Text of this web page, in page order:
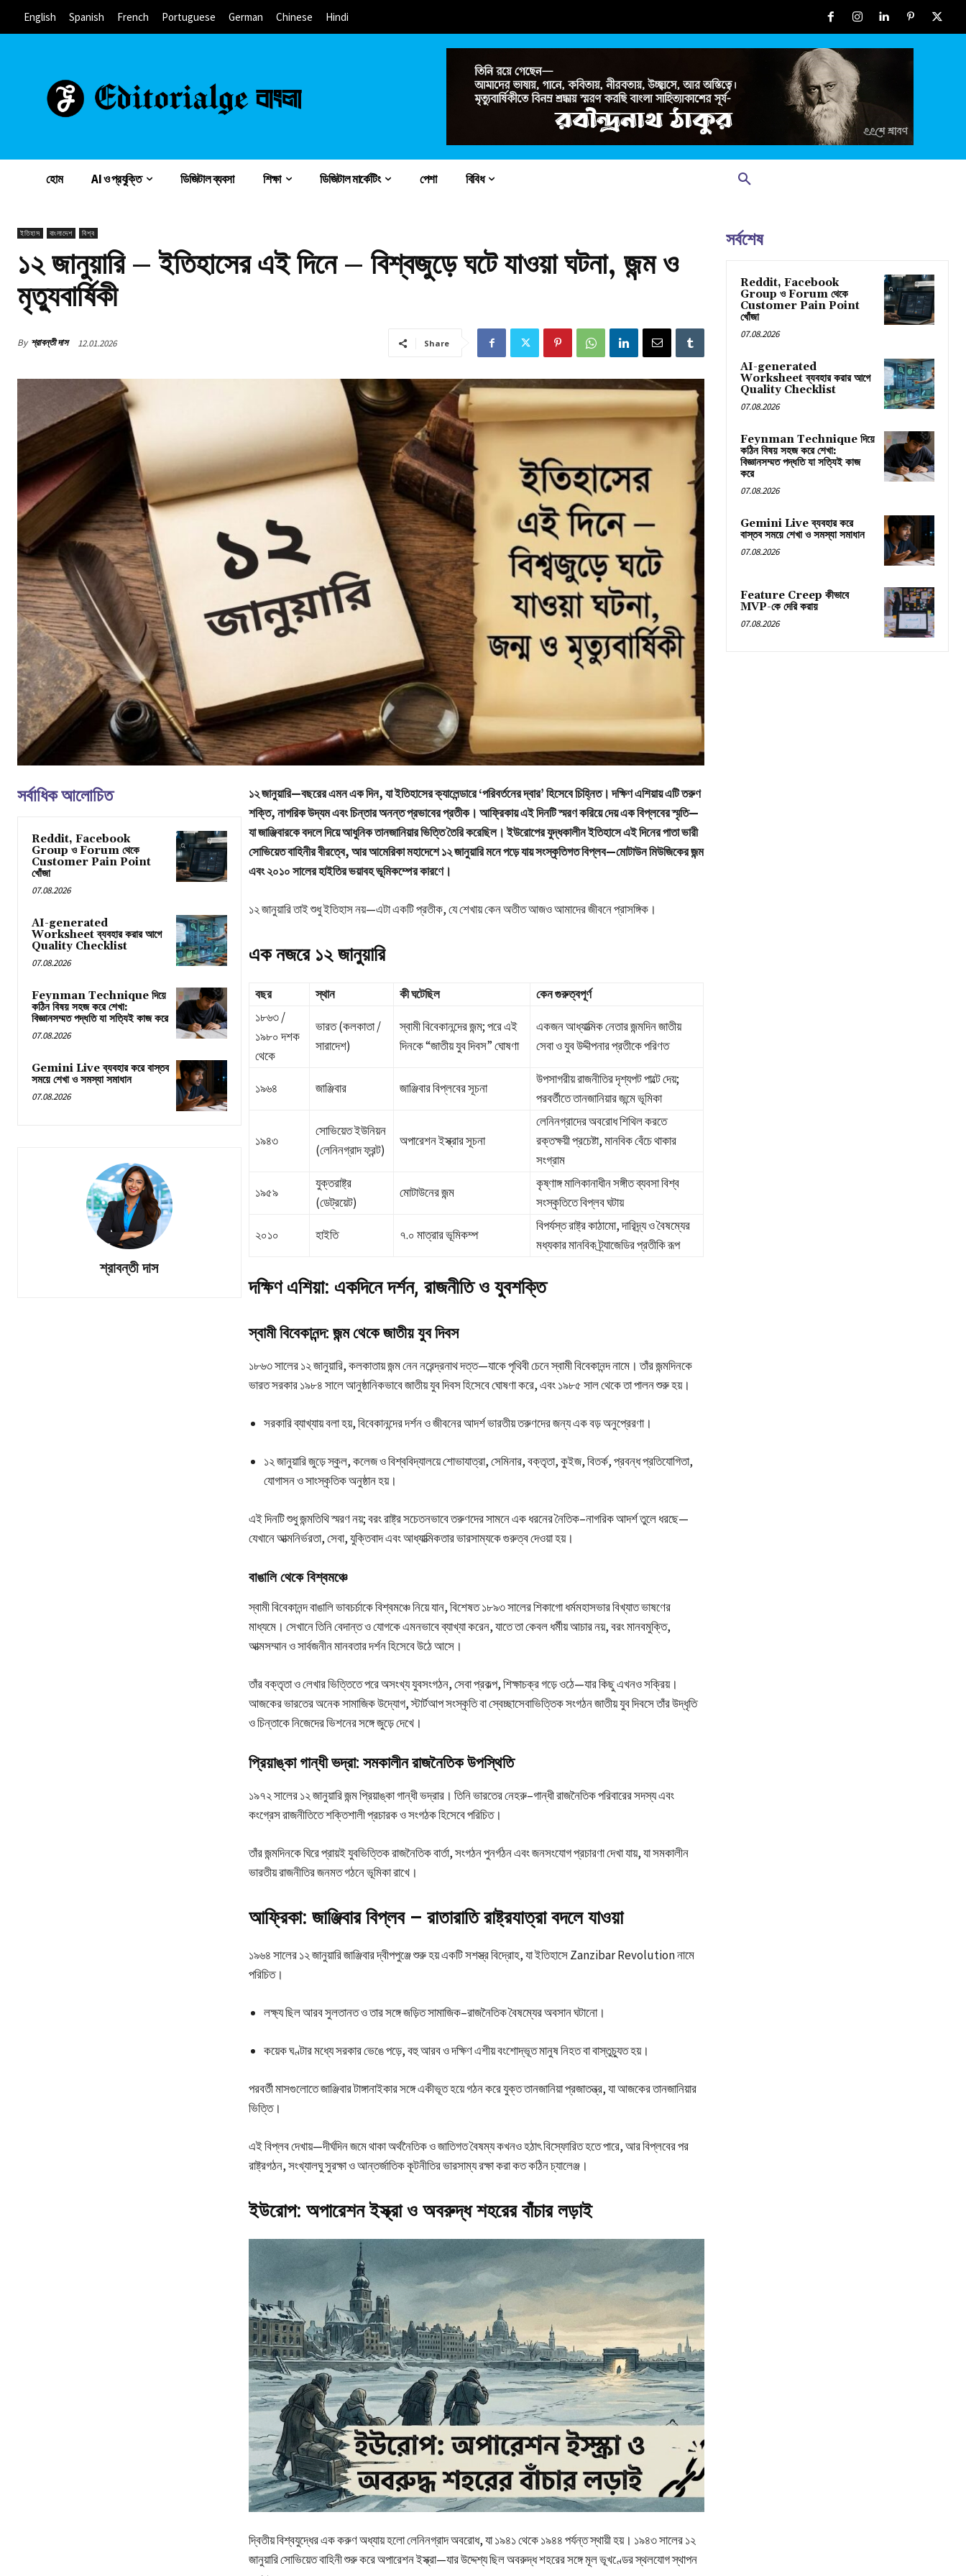
English Spanish French Portuguese German Chinese Hindi
হোম AI ও প্রযুক্তি ডিজিটাল ব্যবসা শিক্ষা ডিজিটাল মার্কেটিং পেশা বিবিধ
ইতিহাস বাংলাদেশ বিশ্ব
১২ জানুয়ারি – ইতিহাসের এই দিনে – বিশ্বজুড়ে ঘটে যাওয়া ঘটনা, জন্ম ও
মৃত্যুবার্ষিকী
By শ্রাবন্তী দাস 12.01.2026 Share
সর্বাধিক আলোচিত
Reddit, Facebook
Group ও Forum থেকে
Customer Pain Point
খোঁজা
07.08.2026
AI-generated
Worksheet ব্যবহার করার আগে
Quality Checklist
07.08.2026
Feynman Technique দিয়ে
কঠিন বিষয় সহজ করে শেখা:
বিজ্ঞানসম্মত পদ্ধতি যা সত্যিই কাজ করে
07.08.2026
Gemini Live ব্যবহার করে বাস্তব
সময়ে শেখা ও সমস্যা সমাধান
07.08.2026
শ্রাবন্তী দাস
১২ জানুয়ারি—বছরের এমন এক দিন, যা ইতিহাসের ক্যালেন্ডারে ‘পরিবর্তনের দ্বার’ হিসেবে চিহ্নিত। দক্ষিণ এশিয়ায় এটি তরুণ
শক্তি, নাগরিক উদ্যম এবং চিন্তার অনন্ত প্রভাবের প্রতীক। আফ্রিকায় এই দিনটি স্মরণ করিয়ে দেয় এক বিপ্লবের স্মৃতি—
যা জাঞ্জিবারকে বদলে দিয়ে আধুনিক তানজানিয়ার ভিত্তি তৈরি করেছিল। ইউরোপের যুদ্ধকালীন ইতিহাসে এই দিনের পাতা ভারী
সোভিয়েত বাহিনীর বীরত্বে, আর আমেরিকা মহাদেশে ১২ জানুয়ারি মনে পড়ে যায় সংস্কৃতিগত বিপ্লব—মোটাউন মিউজিকের জন্ম
এবং ২০১০ সালের হাইতির ভয়াবহ ভূমিকম্পের কারণে।
১২ জানুয়ারি তাই শুধু ইতিহাস নয়—এটা একটি প্রতীক, যে শেখায় কেন অতীত আজও আমাদের জীবনে প্রাসঙ্গিক।
এক নজরে ১২ জানুয়ারি
বছর স্থান কী ঘটেছিল
কেন গুরুত্বপূর্ণ
১৮৬৩ /
১৯৮০ দশক
থেকে
ভারত (কলকাতা /
সারাদেশ)
স্বামী বিবেকানন্দের জন্ম; পরে এই
দিনকে “জাতীয় যুব দিবস” ঘোষণা
একজন আধ্যাত্মিক নেতার জন্মদিন জাতীয়
সেবা ও যুব উদ্দীপনার প্রতীকে পরিণত
১৯৬৪ জাঞ্জিবার জাঞ্জিবার বিপ্লবের সূচনা
উপসাগরীয় রাজনীতির দৃশ্যপট পাল্টে দেয়;
পরবর্তীতে তানজানিয়ার জন্মে ভূমিকা
১৯৪৩
সোভিয়েত ইউনিয়ন
(লেনিনগ্রাদ ফ্রন্ট)
অপারেশন ইস্ক্রার সূচনা
লেনিনগ্রাদের অবরোধ শিথিল করতে
রক্তক্ষয়ী প্রচেষ্টা, মানবিক বেঁচে থাকার
সংগ্রাম
১৯৫৯
যুক্তরাষ্ট্র
(ডেট্রয়েট)
মোটাউনের জন্ম
কৃষ্ণাঙ্গ মালিকানাধীন সঙ্গীত ব্যবসা বিশ্ব
সংস্কৃতিতে বিপ্লব ঘটায়
২০১০ হাইতি ৭.০ মাত্রার ভূমিকম্প
বিপর্যস্ত রাষ্ট্র কাঠামো, দারিদ্র্য ও বৈষম্যের
মধ্যকার মানবিক ট্র্যাজেডির প্রতীকি রূপ
দক্ষিণ এশিয়া: একদিনে দর্শন, রাজনীতি ও যুবশক্তি
স্বামী বিবেকানন্দ: জন্ম থেকে জাতীয় যুব দিবস
১৮৬৩ সালের ১২ জানুয়ারি, কলকাতায় জন্ম নেন নরেন্দ্রনাথ দত্ত—যাকে পৃথিবী চেনে স্বামী বিবেকানন্দ নামে। তাঁর জন্মদিনকে
ভারত সরকার ১৯৮৪ সালে আনুষ্ঠানিকভাবে জাতীয় যুব দিবস হিসেবে ঘোষণা করে, এবং ১৯৮৫ সাল থেকে তা পালন শুরু হয়।
সরকারি ব্যাখ্যায় বলা হয়, বিবেকানন্দের দর্শন ও জীবনের আদর্শ ভারতীয় তরুণদের জন্য এক বড় অনুপ্রেরণা।
১২ জানুয়ারি জুড়ে স্কুল, কলেজ ও বিশ্ববিদ্যালয়ে শোভাযাত্রা, সেমিনার, বক্তৃতা, কুইজ, বিতর্ক, প্রবন্ধ প্রতিযোগিতা,
যোগাসন ও সাংস্কৃতিক অনুষ্ঠান হয়।
এই দিনটি শুধু জন্মতিথি স্মরণ নয়; বরং রাষ্ট্র সচেতনভাবে তরুণদের সামনে এক ধরনের নৈতিক–নাগরিক আদর্শ তুলে ধরছে—
যেখানে আত্মনির্ভরতা, সেবা, যুক্তিবাদ এবং আধ্যাত্মিকতার ভারসাম্যকে গুরুত্ব দেওয়া হয়।
বাঙালি থেকে বিশ্বমঞ্চে
স্বামী বিবেকানন্দ বাঙালি ভাবচর্চাকে বিশ্বমঞ্চে নিয়ে যান, বিশেষত ১৮৯৩ সালের শিকাগো ধর্মমহাসভার বিখ্যাত ভাষণের
মাধ্যমে। সেখানে তিনি বেদান্ত ও যোগকে এমনভাবে ব্যাখ্যা করেন, যাতে তা কেবল ধর্মীয় আচার নয়, বরং মানবমুক্তি,
আত্মসম্মান ও সার্বজনীন মানবতার দর্শন হিসেবে উঠে আসে।
তাঁর বক্তৃতা ও লেখার ভিত্তিতে পরে অসংখ্য যুবসংগঠন, সেবা প্রকল্প, শিক্ষাচক্র গড়ে ওঠে—যার কিছু এখনও সক্রিয়।
আজকের ভারতের অনেক সামাজিক উদ্যোগ, স্টার্টআপ সংস্কৃতি বা স্বেচ্ছাসেবাভিত্তিক সংগঠন জাতীয় যুব দিবসে তাঁর উদ্ধৃতি
ও চিন্তাকে নিজেদের ভিশনের সঙ্গে জুড়ে দেখে।
প্রিয়াঙ্কা গান্ধী ভদ্রা: সমকালীন রাজনৈতিক উপস্থিতি
১৯৭২ সালের ১২ জানুয়ারি জন্ম প্রিয়াঙ্কা গান্ধী ভদ্রার। তিনি ভারতের নেহরু–গান্ধী রাজনৈতিক পরিবারের সদস্য এবং
কংগ্রেস রাজনীতিতে শক্তিশালী প্রচারক ও সংগঠক হিসেবে পরিচিত।
তাঁর জন্মদিনকে ঘিরে প্রায়ই যুবভিত্তিক রাজনৈতিক বার্তা, সংগঠন পুনর্গঠন এবং জনসংযোগ প্রচারণা দেখা যায়, যা সমকালীন
ভারতীয় রাজনীতির জনমত গঠনে ভূমিকা রাখে।
আফ্রিকা: জাঞ্জিবার বিপ্লব – রাতারাতি রাষ্ট্রযাত্রা বদলে যাওয়া
১৯৬৪ সালের ১২ জানুয়ারি জাঞ্জিবার দ্বীপপুঞ্জে শুরু হয় একটি সশস্ত্র বিদ্রোহ, যা ইতিহাসে Zanzibar Revolution নামে
পরিচিত।
লক্ষ্য ছিল আরব সুলতানত ও তার সঙ্গে জড়িত সামাজিক–রাজনৈতিক বৈষম্যের অবসান ঘটানো।
কয়েক ঘণ্টার মধ্যে সরকার ভেঙে পড়ে, বহু আরব ও দক্ষিণ এশীয় বংশোদ্ভূত মানুষ নিহত বা বাস্তুচ্যুত হয়।
পরবর্তী মাসগুলোতে জাঞ্জিবার টাঙ্গানাইকার সঙ্গে একীভূত হয়ে গঠন করে যুক্ত তানজানিয়া প্রজাতন্ত্র, যা আজকের তানজানিয়ার
ভিত্তি।
এই বিপ্লব দেখায়—দীর্ঘদিন জমে থাকা অর্থনৈতিক ও জাতিগত বৈষম্য কখনও হঠাৎ বিস্ফোরিত হতে পারে, আর বিপ্লবের পর
রাষ্ট্রগঠন, সংখ্যালঘু সুরক্ষা ও আন্তর্জাতিক কূটনীতির ভারসাম্য রক্ষা করা কত কঠিন চ্যালেঞ্জ।
ইউরোপ: অপারেশন ইস্ক্রা ও অবরুদ্ধ শহরের বাঁচার লড়াই
দ্বিতীয় বিশ্বযুদ্ধের এক করুণ অধ্যায় হলো লেনিনগ্রাদ অবরোধ, যা ১৯৪১ থেকে ১৯৪৪ পর্যন্ত স্থায়ী হয়। ১৯৪৩ সালের ১২
জানুয়ারি সোভিয়েত বাহিনী শুরু করে অপারেশন ইস্ক্রা—যার উদ্দেশ্য ছিল অবরুদ্ধ শহরের সঙ্গে মূল ভূখণ্ডের স্থলযোগ স্থাপন
সর্বশেষ
Reddit, Facebook
Group ও Forum থেকে
Customer Pain Point
খোঁজা
07.08.2026
AI-generated
Worksheet ব্যবহার করার আগে
Quality Checklist
07.08.2026
Feynman Technique দিয়ে
কঠিন বিষয় সহজ করে শেখা:
বিজ্ঞানসম্মত পদ্ধতি যা সত্যিই কাজ
করে
07.08.2026
Gemini Live ব্যবহার করে
বাস্তব সময়ে শেখা ও সমস্যা সমাধান
07.08.2026
Feature Creep কীভাবে
MVP-কে দেরি করায়
07.08.2026